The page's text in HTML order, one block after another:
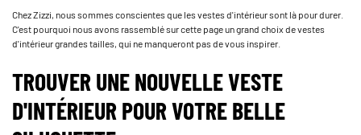
Chez Zizzi, nous sommes conscientes que les vestes d'intérieur sont là pour durer.
C'est pourquoi nous avons rassemblé sur cette page un grand choix de vestes
d'intérieur grandes tailles, qui ne manqueront pas de vous inspirer.
TROUVER UNE NOUVELLE VESTE
D'INTÉRIEUR POUR VOTRE BELLE